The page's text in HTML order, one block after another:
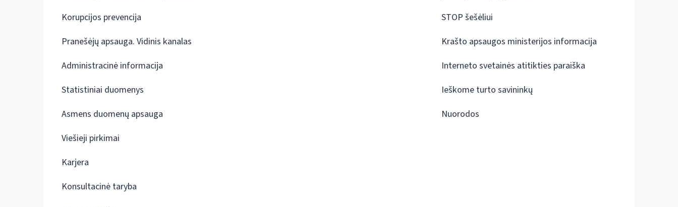
Korupcijos prevencija
Pranešėjų apsauga. Vidinis kanalas
Administracinė informacija
Statistiniai duomenys
Asmens duomenų apsauga
Viešieji pirkimai
Karjera
Konsultacinė taryba
STOP šešėliui
Krašto apsaugos ministerijos informacija
Interneto svetainės atitikties paraiška
Ieškome turto savininkų
Nuorodos